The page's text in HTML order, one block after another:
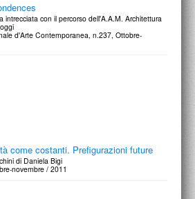
intrecciata con il percorso dell'A.A.M. Architettura
d'Arte Contemporanea, n.237, Ottobre-
come costanti. Prefigurazioni future
di Daniela Bigi
novembre / 2011